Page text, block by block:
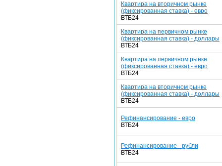
Квартира на вторичном рынке
(фиксированная ставка) - евро
ВТБ24
Квартира на первичном рынке
(фиксированная ставка) - доллары
ВТБ24
Квартира на первичном рынке
(фиксированная ставка) - евро
ВТБ24
Квартира на вторичном рынке
(фиксированная ставка) - доллары
ВТБ24
Рефинансирование - евро
ВТБ24
Рефинансирование - рубли
ВТБ24